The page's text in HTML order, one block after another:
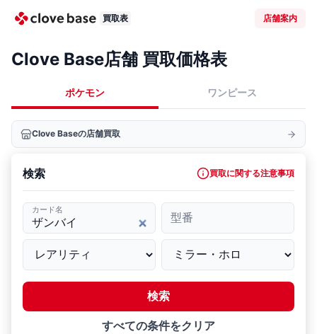
買取表 店舗案内
Clove Base店舗 買取価格表
ポケモン ワンピース
Clove Baseの店舗買取
検索 買取に関する注意事項
カード名
型番
検索
すべての条件をクリア